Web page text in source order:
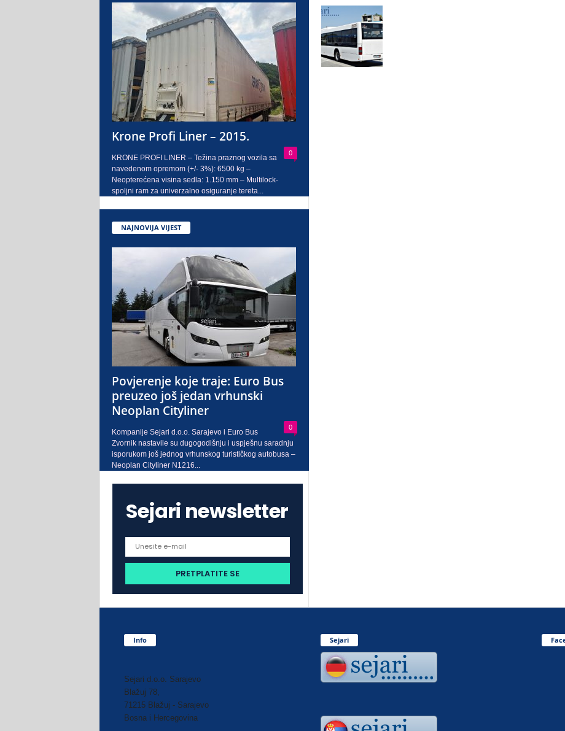
a
j
o
Krone Profi Liner – 2015.
0
KRONE PROFI LINER – Težina praznog vozila sa
navedenom opremom (+/- 3%): 6500 kg –
Neopterećena visina sedla: 1.150 mm – Multilock-
spoljni ram za univerzalno osiguranje tereta...
NAJNOVIJA VIJEST
Povjerenje koje traje: Euro Bus
preuzeo još jedan vrhunski
Neoplan Cityliner
0
Kompanije Sejari d.o.o. Sarajevo i Euro Bus
Zvornik nastavile su dugogodišnju i uspješnu saradnju
isporukom još jednog vrhunskog turističkog autobusa –
Neoplan Cityliner N1216...
Sejari newsletter
Info
Sejari d.o.o. Sarajevo
Blažuj 78,
71215 Blažuj - Sarajevo
Bosna i Hercegovina
Sejari